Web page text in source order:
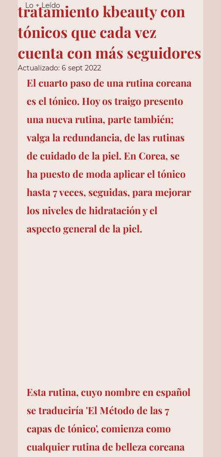
Lo + Leído
tratamiento kbeauty con
tónicos que cada vez
cuenta con más seguidores
Actualizado: 6 sept 2022
El cuarto paso de una rutina coreana
es el tónico. Hoy os traigo presento
una nueva rutina, parte también;
valga la redundancia, de las rutinas
de cuidado de la piel. En Corea, se
ha puesto de moda aplicar el tónico
hasta 7 veces, seguidas, para mejorar
los niveles de hidratación y el
aspecto general de la piel.
Esta rutina, cuyo nombre en español
se traduciría 'El Método de las 7
capas de tónico', comienza como
cualquier rutina de belleza coreana